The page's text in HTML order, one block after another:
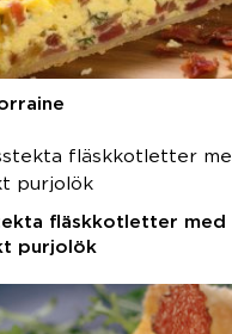
fläskkotletter med
purjolök